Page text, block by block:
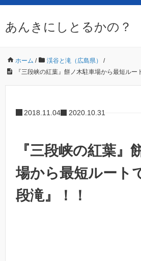
あんきにしとるかの？
ホーム / 渓谷と滝（広島県）
/
『三段峡の紅葉』餅ノ木駐車場から最短ルー
2018.11.04 2020.10.31
『三段峡の紅葉』
場から最短ルート
段滝』！！